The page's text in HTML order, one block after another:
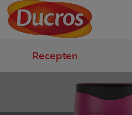
Recepten